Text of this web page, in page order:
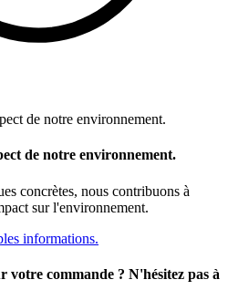
de notre environnement.
concrètes, nous contribuons à
sur l'environnement.
informations.
votre commande ? N'hésitez pas à